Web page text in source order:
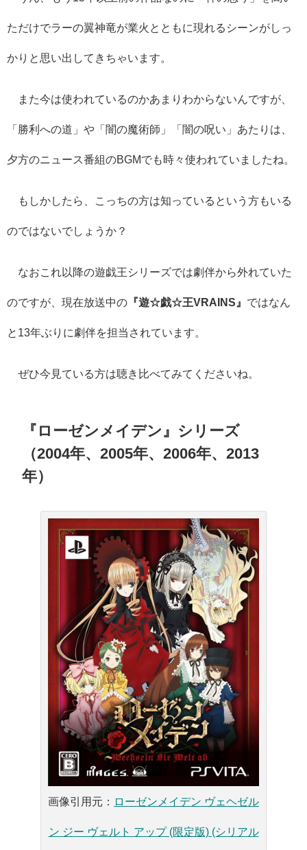
ただけでラーの翼神竜が業火とともに現れるシーンがしっ
かりと思い出してきちゃいます。
また今は使われているのかあまりわからないんですが、
「勝利への道」や「闇の魔術師」「闇の呪い」あたりは、
夕方のニュース番組のBGMでも時々使われていましたね。
もしかしたら、こっちの方は知っているという方もいる
のではないでしょうか？
なおこれ以降の遊戯王シリーズでは劇伴から外れていた
のですが、現在放送中の 『遊☆戯☆王VRAINS』 ではなん
と13年ぶりに劇伴を担当されています。
ぜひ今見ている方は聴き比べてみてくださいね。
『ローゼンメイデン』シリーズ
（2004年、2005年、2006年、2013
年）
画像引用元： ローゼンメイデン ヴェヘゼル
ン ジー ヴェルト アップ (限定版) (シリアル